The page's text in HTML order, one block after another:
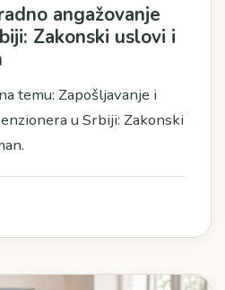
angažovanje
Zakonski uslovi i
temu: Zapošljavanje i
u Srbiji: Zakonski